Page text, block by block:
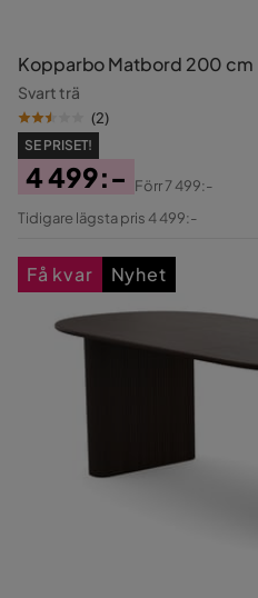
Kopparbo Matbord 200 cm
Svart trä
(2)
SE PRISET!
Pris
4 499:-
Original
Förr7 499:-
Tidigare lägsta pris 4 499:-
Få kvar Nyhet